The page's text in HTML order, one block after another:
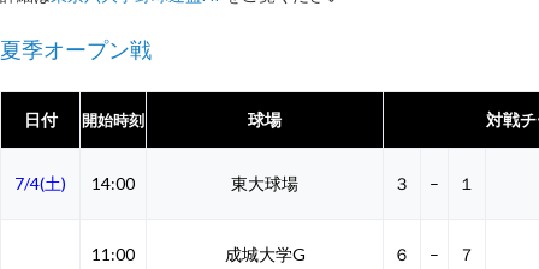
夏季オープン戦
日付 開始時刻 球場 対戦
7/4(土) 14:00 東大球場 ３ – １
11:00 成城大学G ６ – ７